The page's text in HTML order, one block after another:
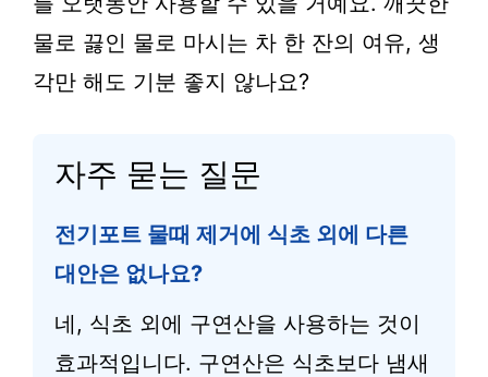
물로 끓인 물로 마시는 차 한 잔의 여유, 생
각만 해도 기분 좋지 않나요?
자주 묻는 질문
전기포트 물때 제거에 식초 외에 다른
대안은 없나요?
네, 식초 외에 구연산을 사용하는 것이
효과적입니다. 구연산은 식초보다 냄새